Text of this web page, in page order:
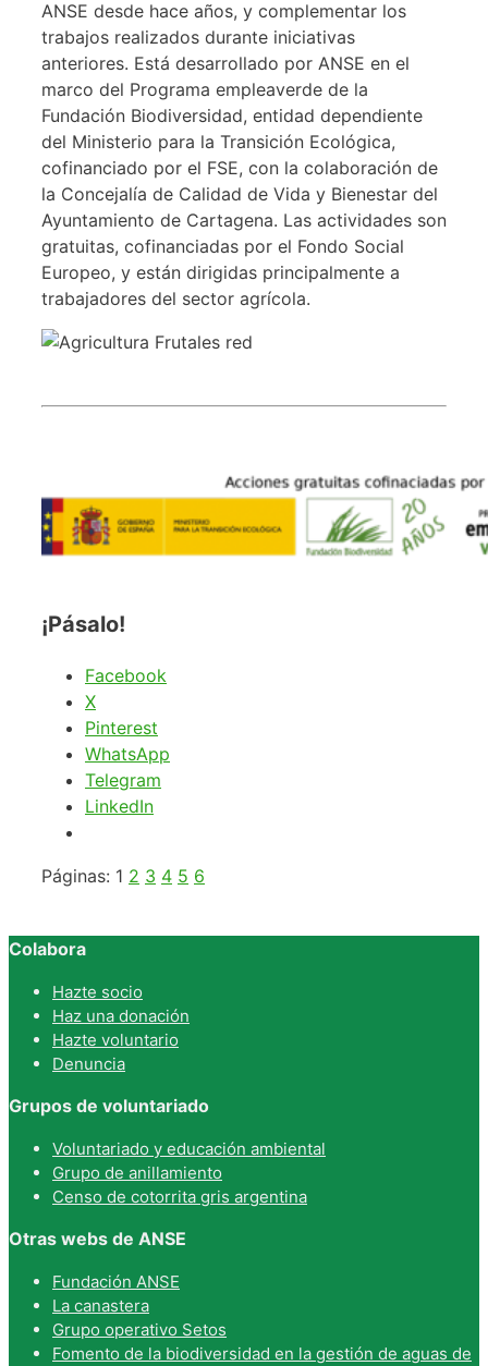
ANSE desde hace años, y complementar los
trabajos realizados durante iniciativas
anteriores. Está desarrollado por ANSE en el
marco del Programa empleaverde de la
Fundación Biodiversidad, entidad dependiente
del Ministerio para la Transición Ecológica,
cofinanciado por el FSE, con la colaboración de
la Concejalía de Calidad de Vida y Bienestar del
Ayuntamiento de Cartagena. Las actividades son
gratuitas, cofinanciadas por el Fondo Social
Europeo, y están dirigidas principalmente a
trabajadores del sector agrícola.
¡Pásalo!
Facebook
X
Pinterest
WhatsApp
Telegram
LinkedIn
Páginas: 1 2 3 4 5 6
Colabora
Hazte socio
Haz una donación
Hazte voluntario
Denuncia
Grupos de voluntariado
Voluntariado y educación ambiental
Grupo de anillamiento
Censo de cotorrita gris argentina
Otras webs de ANSE
Fundación ANSE
La canastera
Grupo operativo Setos
Fomento de la biodiversidad en la gestión de aguas de